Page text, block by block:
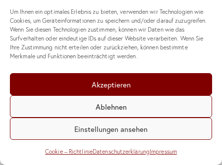
Um Ihnen ein optimales Erlebnis zu bieten, verwenden wir Technologien wie
Cookies, um Geräteinformationen zu speichern und/oder darauf zuzugreifen.
Wenn Sie diesen Technologien zustimmen, können wir Daten wie das
Surfverhalten oder eindeutige IDs auf dieser Website verarbeiten. Wenn Sie
Ihre Zustimmung nicht erteilen oder zurückziehen, können bestimmte
Merkmale und Funktionen beeinträchtigt werden.
Akzeptieren
Ablehnen
Einstellungen ansehen
Cookie – RichtlinieDatenschutzerklärungImpressum